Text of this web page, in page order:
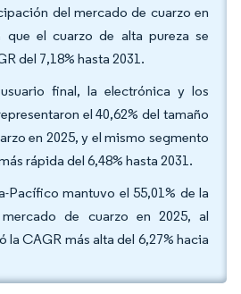
del mercado de cuarzo en
que el cuarzo de alta pureza se
del 7,18% hasta 2031.
final, la electrónica y los
el 40,62% del tamaño
en 2025, y el mismo segmento
rápida del 6,48% hasta 2031.
Pacífico mantuvo el 55,01% de la
de cuarzo en 2025, al
la CAGR más alta del 6,27% hacia